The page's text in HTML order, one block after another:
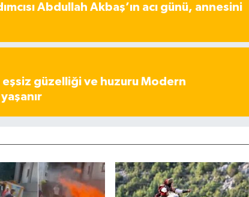
Abdullah Akbaş’ın acı günü, annesini
eşsiz güzelliği ve huzuru Modern